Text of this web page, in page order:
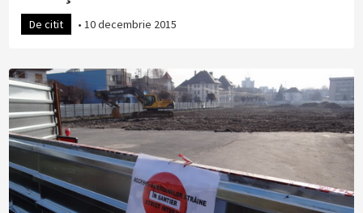
De citit • 10 decembrie 2015